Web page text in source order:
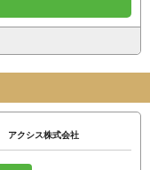
アクシス株式会社